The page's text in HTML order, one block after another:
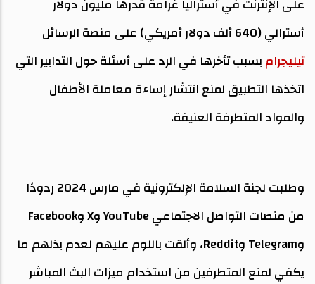
على الإنترنت في أستراليا غرامة قدرها مليون دولار
أسترالي (640 ألف دولار أمريكي) على منصة الرسائل
تيليجرامبسبب تأخرها في الرد على أسئلة حول التدابير التي
اتخذها التطبيق لمنع انتشار إساءة معاملة الأطفال
والمواد المتطرفة العنيفة.
وطلبت لجنة السلامة الإلكترونية في مارس 2024 ردودًا
من منصات التواصل الاجتماعي YouTube وX وFacebook
وTelegram وReddit، وألقت باللوم عليهم لعدم بذلهم ما
يكفي لمنع المتطرفين من استخدام ميزات البث المباشر